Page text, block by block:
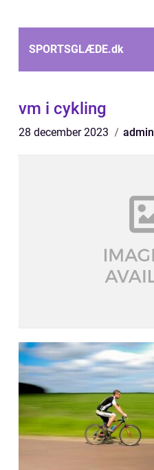
SPORTSGLÆDE.dk
vm i cykling
28 december 2023 admin